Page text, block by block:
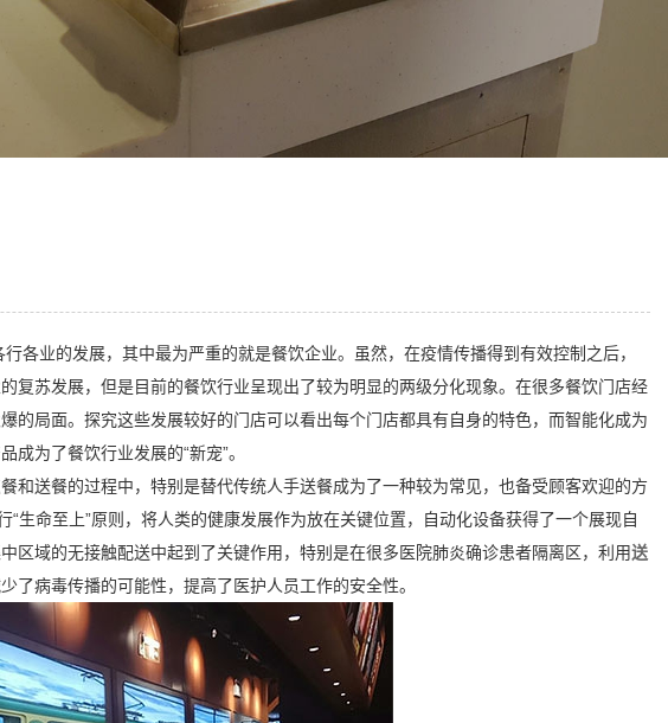
各业的发展，其中最为严重的就是餐饮企业。虽然，在疫情传播得到有效控制之后，
复苏发展，但是目前的餐饮行业呈现出了较为明显的两级分化现象。在很多餐饮门店经
的局面。探究这些发展较好的门店可以看出每个门店都具有自身的特色，而智能化成为
品成为了餐饮行业发展的“新宠”。
和送餐的过程中，特别是替代传统人手送餐成为了一种较为常见，也备受顾客欢迎的方
生命至上”原则，将人类的健康发展作为放在关键位置，自动化设备获得了一个展现自
区域的无接触配送中起到了关键作用，特别是在很多医院肺炎确诊患者隔离区，利用送
了病毒传播的可能性，提高了医护人员工作的安全性。